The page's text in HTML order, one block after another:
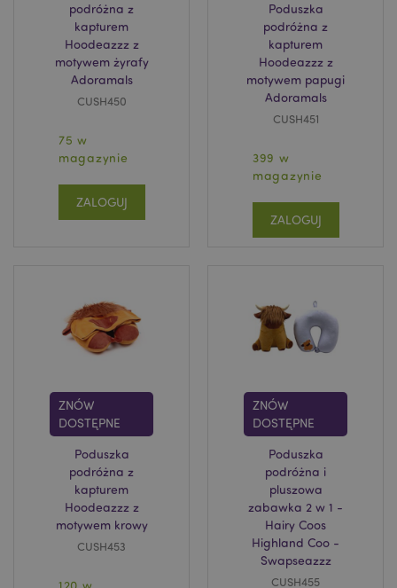
podróżna z
kapturem
Hoodeazzz z
motywem żyrafy
Adoramals
CUSH450
75 w
magazynie
ZALOGUJ
Poduszka
podróżna z
kapturem
Hoodeazzz z
motywem papugi
Adoramals
CUSH451
399 w
magazynie
ZALOGUJ
ZNÓW
DOSTĘPNE
Poduszka
podróżna z
kapturem
Hoodeazzz z
motywem krowy
CUSH453
120 w
ZNÓW
DOSTĘPNE
Poduszka
podróżna i
pluszowa
zabawka 2 w 1 -
Hairy Coos
Highland Coo -
Swapseazzz
CUSH455